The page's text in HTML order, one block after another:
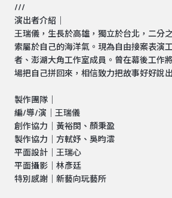
///
演出者介紹｜
王瑞儀，生長於高雄，獨立於台北，二分
索屬於自己的海洋氣。現為自由接案表演
者、澎湖大角工作室成員。曾在幕後工作
場把自己拼回來，相信致力把故事好好說
製作團隊｜
編/導/演｜王瑞儀
創作協力｜黃裕閔、顏秉盈
製作協力｜方軾妤、吳昀澐
平面設計｜王瑞心
平面攝影｜林彥廷
特別感謝｜新藝向玩藝所